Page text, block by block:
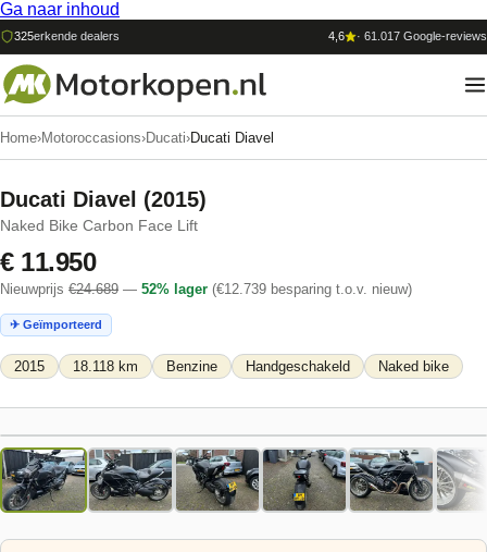
Ga naar inhoud
325erkende dealers 4,6 · 61.017 Google-reviews
Home›Motoroccasions›Ducati›Ducati Diavel
Ducati Diavel (2015)
Naked Bike Carbon Face Lift
€ 11.950
Nieuwprijs €24.689 — 52% lager (€12.739 besparing t.o.v. nieuw)
✈ Geïmporteerd
2015 18.118 km Benzine Handgeschakeld Naked bike
1/19